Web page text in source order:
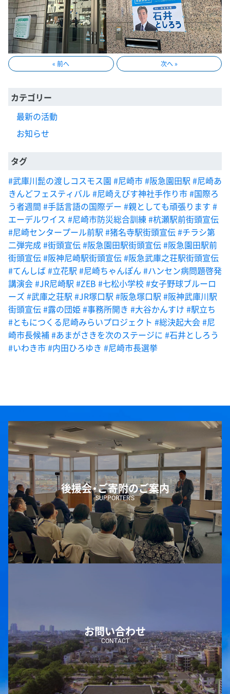
« 前へ 次へ »
カテゴリー
最新の活動
お知らせ
タグ
#武庫川髭の渡しコスモス園 #尼崎市#阪急園田駅 #尼崎あ
きんどフェスティバル #尼崎えびす神社手作り市#国際ろ
う者週間 #手話言語の国際デー #親としても頑張ります #
エーデルワイス #尼崎市防災総合訓練 #杭瀬駅前街頭宣伝
#尼崎センタープール前駅 #猪名寺駅街頭宣伝#チラシ第
二弾完成#街頭宣伝#阪急園田駅街頭宣伝#阪急園田駅前
街頭宣伝#阪神尼崎駅街頭宣伝#阪急武庫之荘駅街頭宣伝
#てんしば#立花駅 #尼崎ちゃんぽん #ハンセン病問題啓発
講演会#JR尼崎駅 #ZEB #七松小学校#女子野球ブルーロ
ーズ #武庫之荘駅 #JR塚口駅 #阪急塚口駅 #阪神武庫川駅
街頭宣伝#露の団姫 #事務所開き #大谷かんすけ #駅立ち
#ともにつくる尼崎みらいプロジェクト #総決起大会#尼
崎市長候補#あまがさきを次のステージに #石井としろう
#いわき市#内田ひろゆき #尼崎市長選挙
後援会・ご寄附のご案内
SUPPORTER’S
お問い合わせ
CONTACT